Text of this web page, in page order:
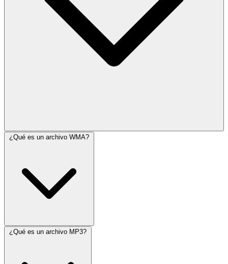
¿Qué es un archivo WMA?
¿Qué es un archivo MP3?